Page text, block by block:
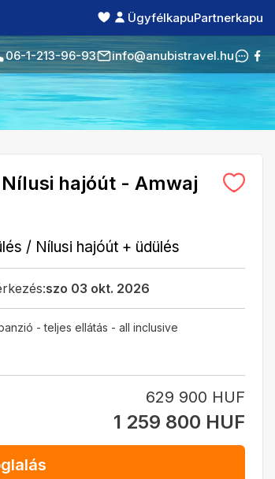
ÜgyfélkapuPartnerkapu
06-1-213-96-93 info@anubistravel.hu
hajóút - Amwaj
/ Nílusi hajóút + üdülés
szo 03 okt. 2026
- teljes ellátás - all inclusive
629 900 HUF
1 259 800 HUF